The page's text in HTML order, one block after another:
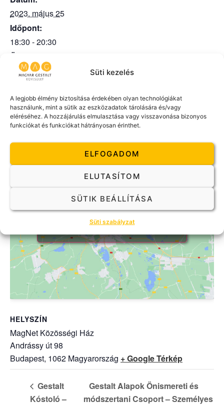
Süti kezelés
A legjobb élmény biztosítása érdekében olyan technológiákat
használunk, mint a sütik az eszközadatok tárolására és/vagy
eléréséhez. A hozzájárulás elmulasztása vagy visszavonása bizonyos
funkciókat és funkciókat hátrányosan érinthet.
ELFOGADOM
ELUTASÍTOM
SÜTIK BEÁLLÍTÁSA
Süti szabályzat
2023. május 25
Időpont:
18:30 - 20:30
Összeg:
5.000HUF
Gestalt Kóstoló,Kiemelt
Honlap:
https://www.gestalt.hu/programok/gestalt-kostolo/
HELYSZÍN
MagNet Közösségi Ház
Andrássy út 98
Budapest, 1062 Magyarország + Google Térkép
Click to accept marketing cookies
Gestalt
Kóstoló –
Gestalt Alapok Önismereti és
módszertani Csoport – Személyes